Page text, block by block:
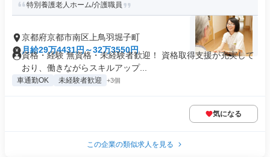
特別養護老人ホーム/介護職員
京都府京都市南区上鳥羽堀子町
月給29万4431円～32万3550円
資格・経験 無資格・未経験者歓迎！ 資格取得支援が充実して
おり、働きながらスキルアップ...
車通勤OK 未経験者歓迎 +3個
気になる
この企業の類似求人を見る